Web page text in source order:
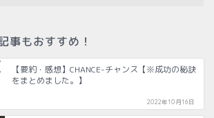
事もおすすめ！
【要約・感想】CHANCE-チャンス【※成功の秘訣
をまとめました。】
2022年10月16日